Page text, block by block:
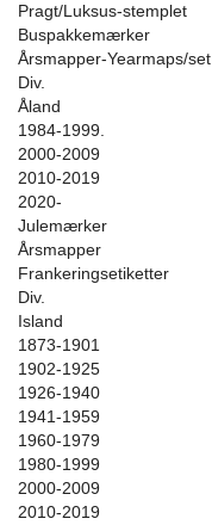
Pragt/Luksus-stemplet
Buspakkemærker
Årsmapper-Yearmaps/set
Div.
Åland
1984-1999.
2000-2009
2010-2019
2020-
Julemærker
Årsmapper
Frankeringsetiketter
Div.
Island
1873-1901
1902-1925
1926-1940
1941-1959
1960-1979
1980-1999
2000-2009
2010-2019